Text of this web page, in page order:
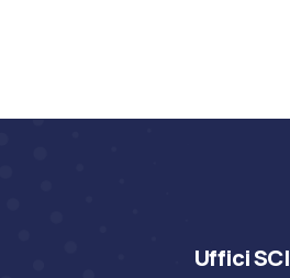
Uffici SCI